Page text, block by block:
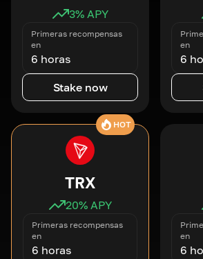
3% APY
Primeras recompensas
en
6 horas
Stake now
en
6
HOT
TRX
20% APY
Primeras recompensas
en
6 horas
en
6